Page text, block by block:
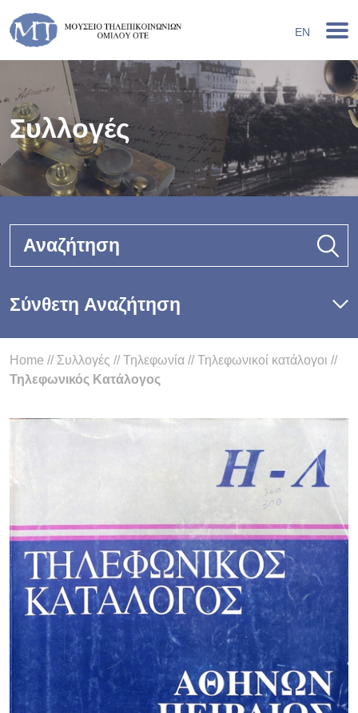
EN
Συλλογές
Αναζήτηση
Σύνθετη Αναζήτηση
Home // Συλλογές //Τηλεφωνία //Τηλεφωνικοί κατάλογοι //
Τηλεφωνικός Κατάλογος